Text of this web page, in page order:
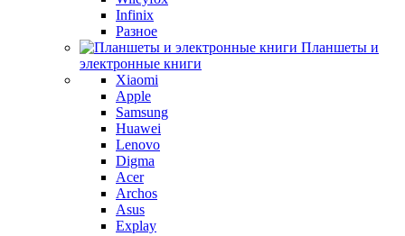
Infinix
Разное
Планшеты и
электронные книги
Xiaomi
Apple
Samsung
Huawei
Lenovo
Digma
Acer
Archos
Asus
Explay